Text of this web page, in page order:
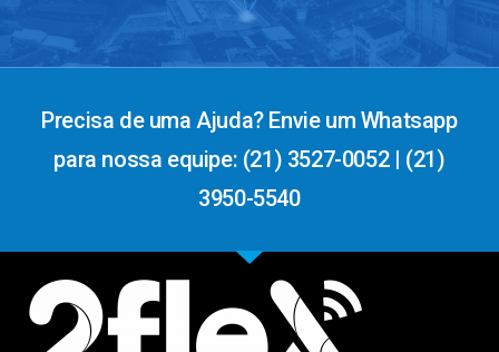
Precisa de uma Ajuda? Envie um Whatsapp
para nossa equipe: (21) 3527-0052 | (21)
3950-5540